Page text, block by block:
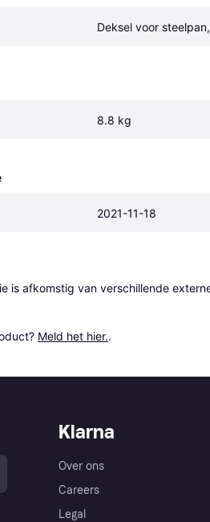
Deksel voor
8.8 kg
2021-11-18
is afkomstig van verschillende
Meld het hier..
Klarna
Over ons
Careers
Legal